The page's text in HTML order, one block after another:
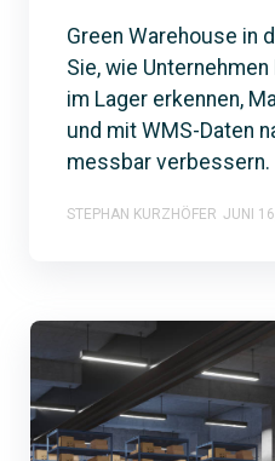
Green Warehouse in
Sie, wie
im Lager erkennen,
und mit WMS-Daten
messbar verbessern.
STEPHAN KURZHÖFER JUNI